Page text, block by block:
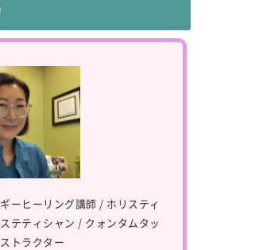
ーヒーリング講師 / ホリスティ
テティシャン / クォンタムタッ
トラクター